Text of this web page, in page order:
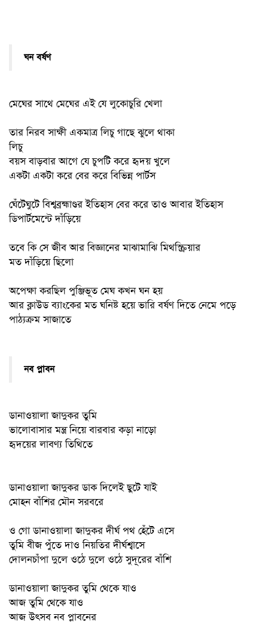
ঘন বর্ষণ
মেঘের সাথে মেঘের এই যে লুকোচুরি খেলা
তার নিরব সাক্ষী একমাত্র লিচু গাছে ঝুলে থাকা
লিচু
বয়স বাড়বার আগে যে চুপটি করে হৃদয় খুলে
একটা একটা করে বের করে বিভিন্ন পার্টস
ঘেঁটেঘুটে বিশ্বব্রহ্মাণ্ডর ইতিহাস বের করে তাও আবার ইতিহাস
ডিপার্টমেন্টে দাঁড়িয়ে
তবে কি সে জীব আর বিজ্ঞানের মাঝামাঝি মিথস্ক্রিয়ার
মত দাঁড়িয়ে ছিলো
অপেক্ষা করছিল পুঞ্জিভূত মেঘ কখন ঘন হয়
আর ক্লাউড ব্যাংকের মত ঘনিষ্ট হয়ে ভারি বর্ষণ দিতে নেমে পড়ে
পাঠ্যক্রম সাজাতে
নব প্লাবন
ডানাওয়ালা জাদুকর তুমি
ভালোবাসার মন্ত্র নিয়ে বারবার কড়া নাড়ো
হৃদয়ের লাবণ্য তিথিতে
ডানাওয়ালা জাদুকর ডাক দিলেই ছুটে যাই
মোহন বাঁশির মৌন সরবরে
ও গো ডানাওয়ালা জাদুকর দীর্ঘ পথ হেঁটে এসে
তুমি বীজ পুঁতে দাও নিয়তির দীর্ঘশ্বাসে
দোলনচাঁপা দুলে ওঠে দুলে ওঠে সুদূরের বাঁশি
ডানাওয়ালা জাদুকর তুমি থেকে যাও
আজ তুমি থেকে যাও
আজ উৎসব নব প্লাবনের